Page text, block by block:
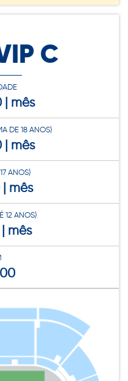
C
| mês
DE 18 ANOS)
| mês
ANOS)
| mês
12 ANOS)
| mês